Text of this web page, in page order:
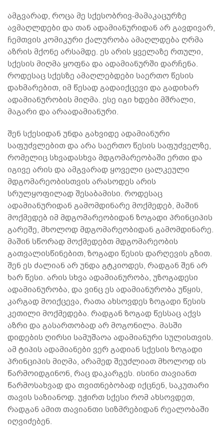
ამგვარად, როცა მე სქესობრივ-მამაკაცურზე
ავმაღლდები და თან ადამიანურიდან არ გავდივარ,
ჩემთვის კომიკური ქალურობა ამაღლდება ღრმა
აზრის მქონე არსამდე. ეს არის ყველაზე რთული,
სქესის მიღმა ყოფნა და ადამიანურში დარჩენა.
როდესაც სქესზე ამაღლებდები საერთო წესის
დახმარებით, იმ წესად გადაიქცევი და გადიხარ
ადამიანურობის მიღმა. ესე იგი ხდები მშრალი,
მაგარი და არაადამიანური.
შენ სქესიდან უნდა გახვიდე ადამიანური
საფუძვლებით და არა საერთო წესის საფუძველზე,
რომელიც სხვადასხვა მდგომარეობაში ერთი და
იგივე არის და ამგვარად ყოველი ცალკეული
მდგომარეობისთვის არასოდეს არის
სრულყოფილად შესაბამისი. როდესაც
ადამიანურიდან გამომდინარე მოქმედებ, მაშინ
მოქმედებ იმ მდგომარეობიდან ზოგადი პრინციპის
გარეშე, მხოლოდ მდგომარეობიდან გამომდინარე.
მაშინ სწორად მოქმედებთ მდგომარეობის
გათვალისწინებით, ზოგადი წესის დარღევის გზით.
შენ ეს ძალიან არ უნდა გტკიოდეს, რადგან შენ არ
ხარ წესი. არის სხვა ადამიანურობა, უზოგადესი
ადამიანურობა, და ვინც ეს ადამიანურობა უწყის,
კარგად მოიქცევა, რათა ახსოვდეს ზოგადი წესის
კეთილი მოქმედება. რადგან ზოგად წესსაც აქვს
აზრი და გასართობად არ მოგონილა. მასში
დიდების ღირსი სამუშაოა ადამიანური სულისთვის.
ამ ტიპის ადამიანები ვერ გადიან სქესის ზოგადი
პრინციპის მიღმა, არამედ შეუძლიათ მხოლოდ ის
წარმოიდგინონ, რაც დაკარგეს. ისინი თავიანთ
წარმოსახვად და თვითნებობად იქცნენ, საკუთარი
თავის საზიანოდ. უჭირთ სქესი რომ ახსოვდეთ,
რადგან ამით თავიანთი სიზმრებიდან რეალობაში
იღვიძებენ.